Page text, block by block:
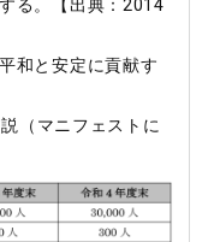
る。【出典：2014
和と安定に貢献す
（マニフェストに